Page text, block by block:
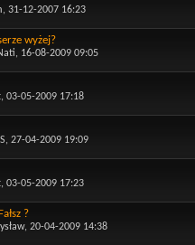
, 31-12-2007 16:23
wyżej?
, 16-08-2009 09:05
, 03-05-2009 17:18
, 27-04-2009 19:09
, 03-05-2009 17:23
?
, 20-04-2009 14:38